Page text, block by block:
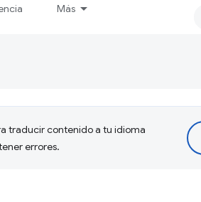
Más
traducir contenido a tu idioma
errores.